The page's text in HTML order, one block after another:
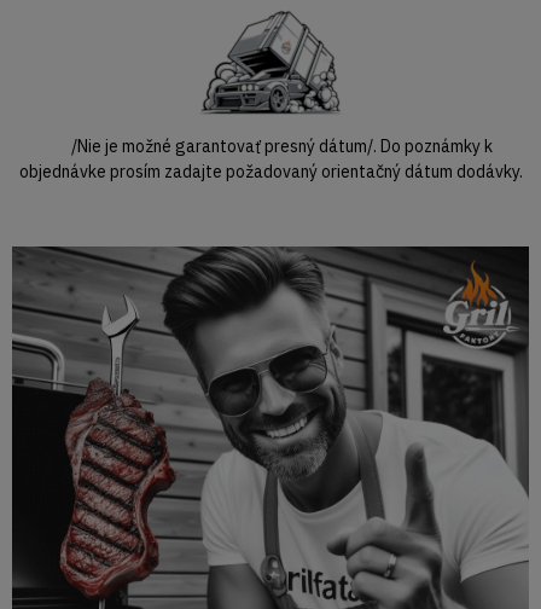
/Nie je možné garantovať presný dátum/. Do poznámky k
objednávke prosím zadajte požadovaný orientačný dátum dodávky.